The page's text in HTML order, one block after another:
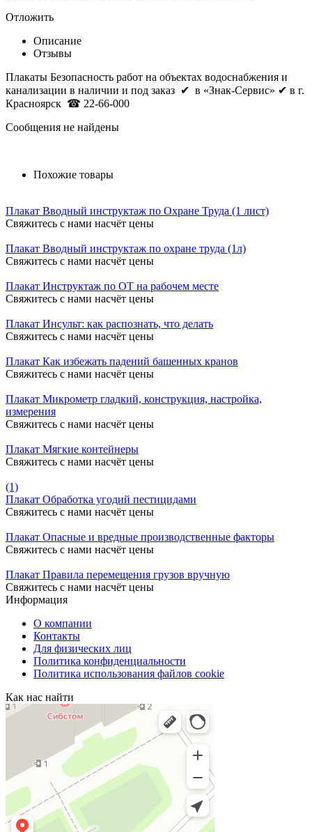
Отложить
Описание
Отзывы
Плакаты Безопасность работ на объектах водоснабжения и
канализации в наличии и под заказ ✔ в «Знак-Сервис» ✔ в г.
Красноярск ☎ 22-66-000
Сообщения не найдены
Похожие товары
Плакат Вводный инструктаж по Охране Труда (1 лист)
Свяжитесь с нами насчёт цены
Плакат Вводный инструктаж по охране труда (1л)
Свяжитесь с нами насчёт цены
Плакат Инструктаж по ОТ на рабочем месте
Свяжитесь с нами насчёт цены
Плакат Инсульт: как распознать, что делать
Свяжитесь с нами насчёт цены
Плакат Как избежать падений башенных кранов
Свяжитесь с нами насчёт цены
Плакат Микрометр гладкий, конструкция, настройка,
измерения
Свяжитесь с нами насчёт цены
Плакат Мягкие контейнеры
Свяжитесь с нами насчёт цены
(1)
Плакат Обработка угодий пестицидами
Свяжитесь с нами насчёт цены
Плакат Опасные и вредные производственные факторы
Свяжитесь с нами насчёт цены
Плакат Правила перемещения грузов вручную
Свяжитесь с нами насчёт цены
Информация
О компании
Контакты
Для физических лиц
Политика конфиденциальности
Политика использования файлов cookie
Как нас найти